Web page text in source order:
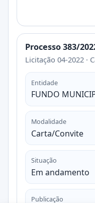
Processo 383/
Licitação 04-2022 ·
Entidade
FUNDO
Modalidade
Carta/Convite
Situação
Em andamento
Publicação